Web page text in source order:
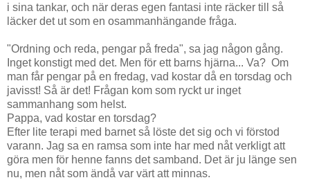
i sina tankar, och när deras egen fantasi inte räcker till så
läcker det ut som en osammanhängande fråga.
"Ordning och reda, pengar på freda", sa jag någon gång.
Inget konstigt med det. Men för ett barns hjärna... Va? Om
man får pengar på en fredag, vad kostar då en torsdag och
javisst! Så är det! Frågan kom som ryckt ur inget
sammanhang som helst.
Pappa, vad kostar en torsdag?
Efter lite terapi med barnet så löste det sig och vi förstod
varann. Jag sa en ramsa som inte har med nåt verkligt att
göra men för henne fanns det samband. Det är ju länge sen
nu, men nåt som ändå var värt att minnas.